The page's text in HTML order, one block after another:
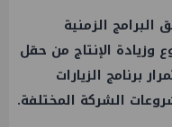
الزمنية
الإنتاج من حقل
برنامج الزيارات
الشركة المختلفة.